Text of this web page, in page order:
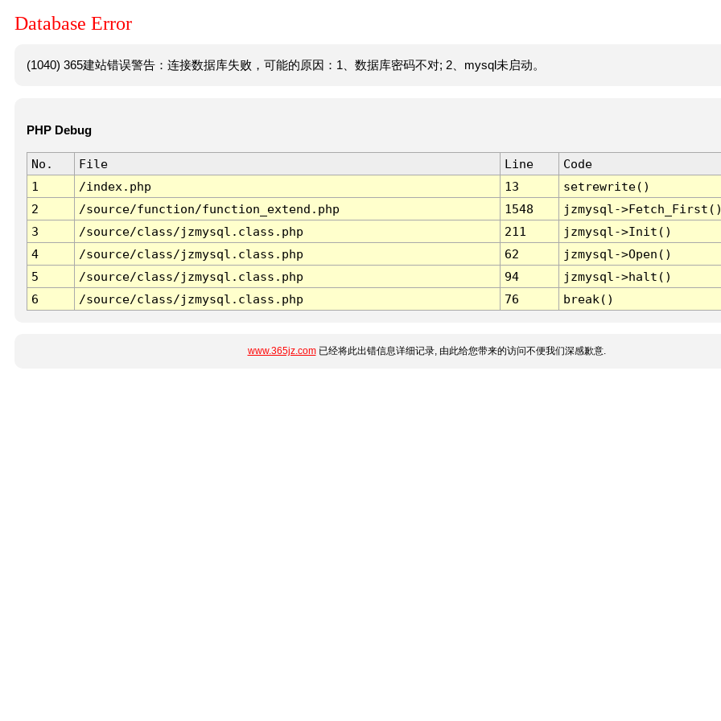
Database Error
(1040) 365建站错误警告：连接数据库失败，可能的原因：1、数据库密码不对; 2、mysql未启动。
PHP Debug
No. File Line
Code
1
/index.php 13
setrewrite()
2
/source/function/function_extend.php 1548
jzmysql-
3
/source/class/jzmysql.class.php 211
jzmysql->Init()
4
/source/class/jzmysql.class.php 62
jzmysql->Open()
5
/source/class/jzmysql.class.php 94
jzmysql->halt()
6
/source/class/jzmysql.class.php 76 break()
www.365jz.com已经将此出错信息详细记录, 由此给您带来的访问不便我们深感歉意.